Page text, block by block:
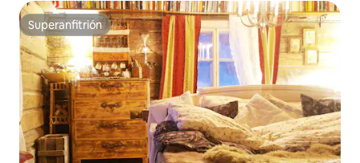
Superanfitrión
Superanfitrión